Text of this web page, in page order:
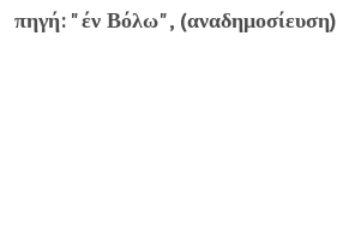
πηγή: " έν Βόλω" , (αναδημοσίευση)